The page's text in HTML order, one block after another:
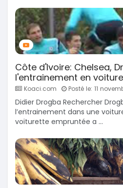
Côte d'Ivoire: Chelsea,
l'entrainement en
Koaci.com Posté le: 11
Didier Drogba Rechercher
l’entrainement dans une
voiturette empruntée a ...